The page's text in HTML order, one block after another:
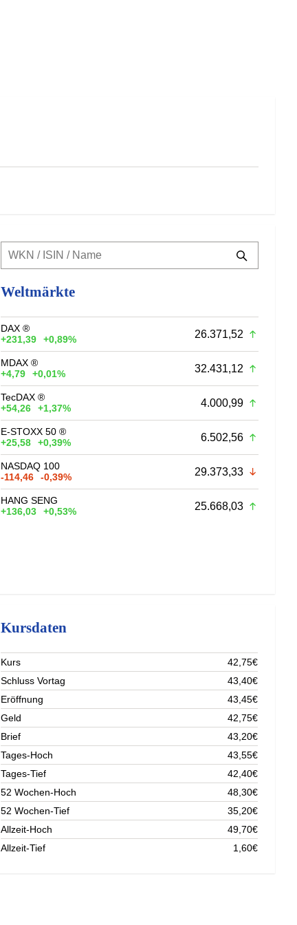
Weltmärkte
DAX ®
+231,39
+0,89% 26.371,52
MDAX ®
+4,79
+0,01% 32.431,12
TecDAX ®
+54,26
+1,37% 4.000,99
E-STOXX 50 ®
+25,58
+0,39% 6.502,56
NASDAQ 100
-114,46
-0,39% 29.373,33
HANG SENG
+136,03
+0,53% 25.668,03
Kursdaten
Kurs
42,75€
Schluss Vortag
43,40€
Eröffnung
43,45€
Geld
42,75€
Brief
43,20€
Tages-Hoch
43,55€
Tages-Tief
42,40€
52 Wochen-Hoch
48,30€
52 Wochen-Tief
35,20€
Allzeit-Hoch
49,70€
Allzeit-Tief
1,60€